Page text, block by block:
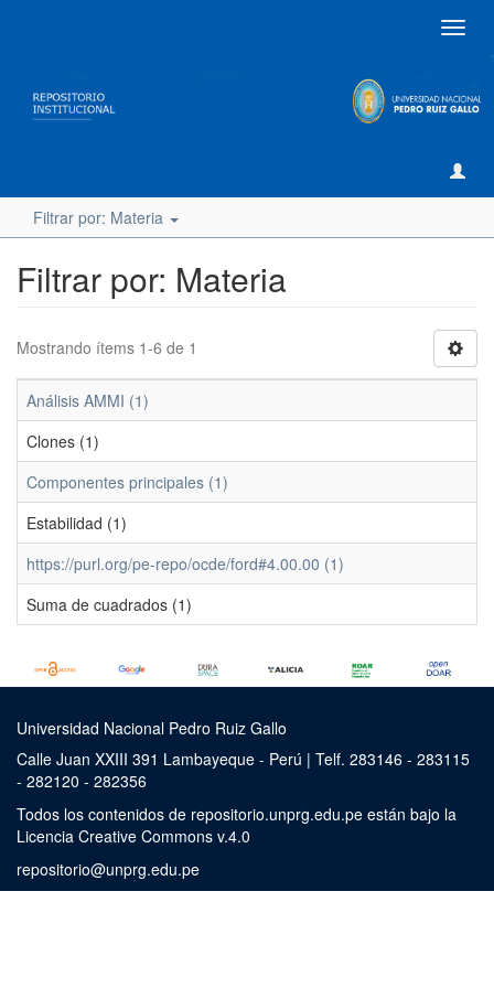
Filtrar por: Materia
Filtrar por: Materia
Mostrando ítems 1-6 de 1
Análisis AMMI (1)
Clones (1)
Componentes principales (1)
Estabilidad (1)
https://purl.org/pe-repo/ocde/ford#4.00.00 (1)
Suma de cuadrados (1)
Universidad Nacional Pedro Ruiz Gallo
Calle Juan XXIII 391 Lambayeque - Perú | Telf. 283146 - 283115
- 282120 - 282356
Todos los contenidos de repositorio.unprg.edu.pe están bajo la
Licencia Creative Commons v.4.0
repositorio@unprg.edu.pe